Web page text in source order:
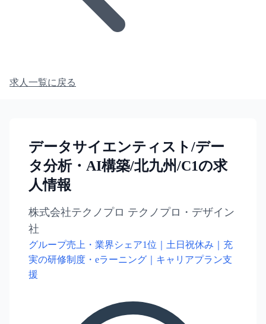
求人一覧に戻る
データサイエンティスト/デー
タ分析・AI構築/北九州/C1の求
人情報
株式会社テクノプロ テクノプロ・デザイン
社
グループ売上・業界シェア1位｜土日祝休み｜充
実の研修制度・eラーニング｜キャリアプラン支
援